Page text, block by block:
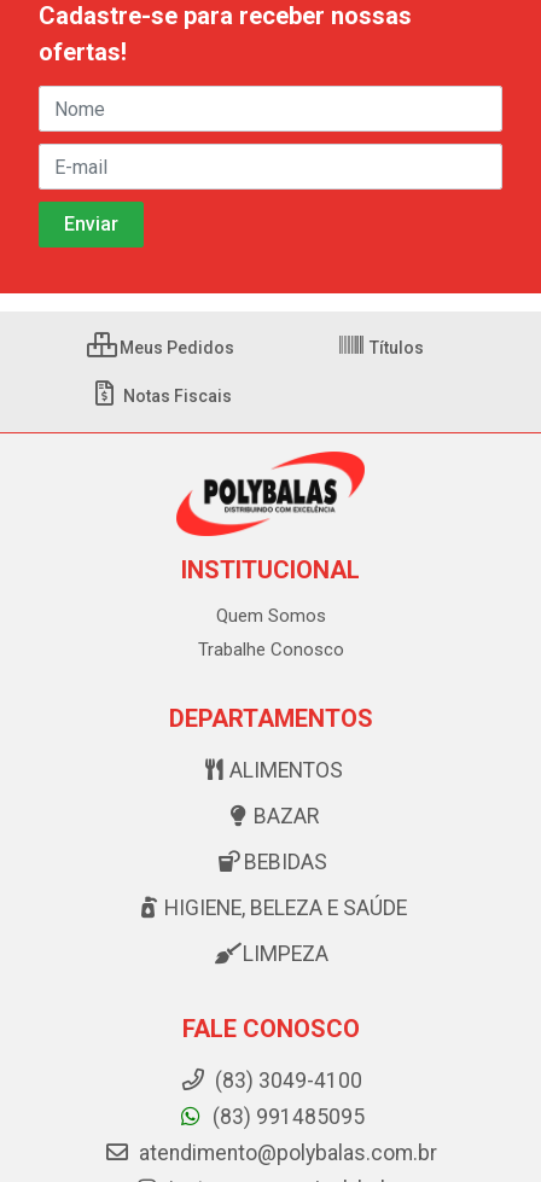
Cadastre-se para receber nossas
ofertas!
Meus Pedidos Títulos
Notas Fiscais
INSTITUCIONAL
Quem Somos
Trabalhe Conosco
DEPARTAMENTOS
ALIMENTOS
BAZAR
BEBIDAS
HIGIENE, BELEZA E SAÚDE
LIMPEZA
FALE CONOSCO
(83) 3049-4100
(83) 991485095
atendimento@polybalas.com.br